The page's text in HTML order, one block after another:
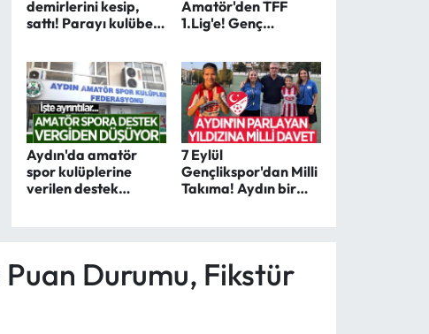
demirlerini kesip,
sattı! Parayı kulübe
Amatör'den TFF
1.Lig'e! Genç
Aydın'da amatör
spor kulüplerine
verilen destek
7 Eylül
Gençlikspor'dan Milli
Takıma! Aydın bir
Puan Durumu, Fikstür